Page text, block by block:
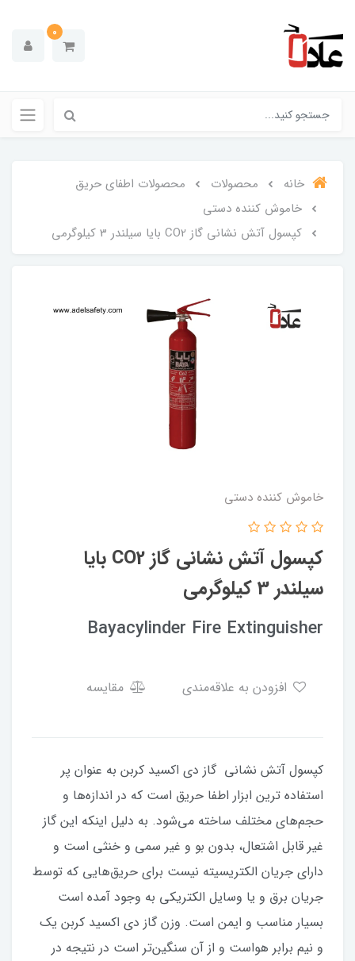
0
خانه محصولات
محصولات اطفای حریق
خاموش کننده دستی
کپسول آتش نشانی گاز CO2 بایا سیلندر 3 کیلوگرمی
خاموش کننده دستی
کپسول آتش نشانی گاز CO2 بایا
سیلندر 3 کیلوگرمی
Bayacylinder Fire Extinguisher
مقایسه
کپسول آتش نشانی گاز دی اکسید کربن به عنوان پر
استفاده ترین ابزار اطفا حریق است که در اندازه‌ها و
حجم‌های مختلف ساخته می‌شود. به دلیل اینکه این گاز
غیر قابل اشتعال، بدون بو و غیر سمی و خنثی است و
دارای جریان الکتریسیته نیست برای حریق‌هایی که توسط
جریان برق و یا وسایل الکتریکی به وجود آمده است
بسیار مناسب و ایمن است. وزن گاز دی اکسید کربن یک
و نیم برابر هواست و از آن سنگین‌تر است در نتیجه در